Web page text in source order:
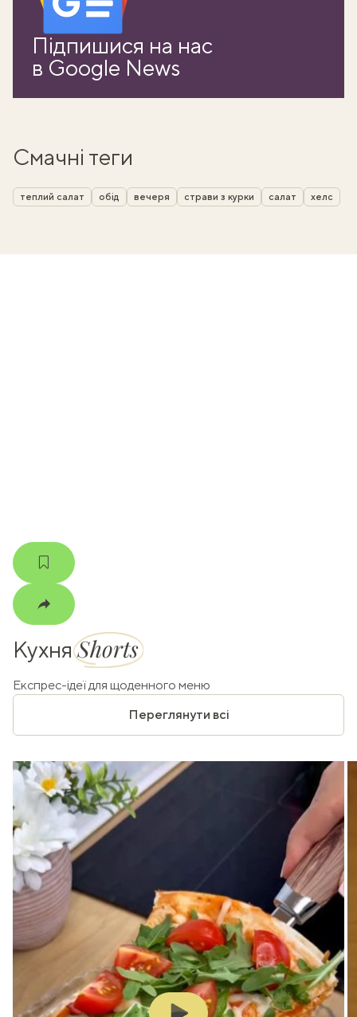
Підпишися на нас
в Google News
Смачні теги
теплий салат обід вечеря страви з курки салат хелс
КухняShorts
Експрес-ідеї для щоденного меню
Переглянути всі
Play